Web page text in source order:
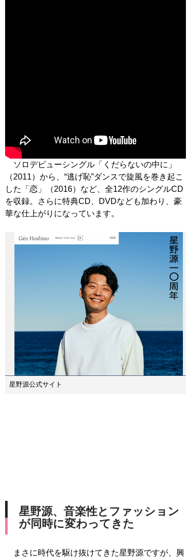
ソロデビューシングル「くだらないの中に」
（2011）から、“逃げ恥”ダンスで旋風を巻き起こ
した「恋」（2016）など、全12作のシングルCD
を収録。さらに特典CD、DVDなども加わり、豪
華な仕上がりになっています。
星野源公式サイト
星野源、音楽性とファッション
が同時に変わってきた
まさに時代を駆け抜けてきた星野源ですが、興